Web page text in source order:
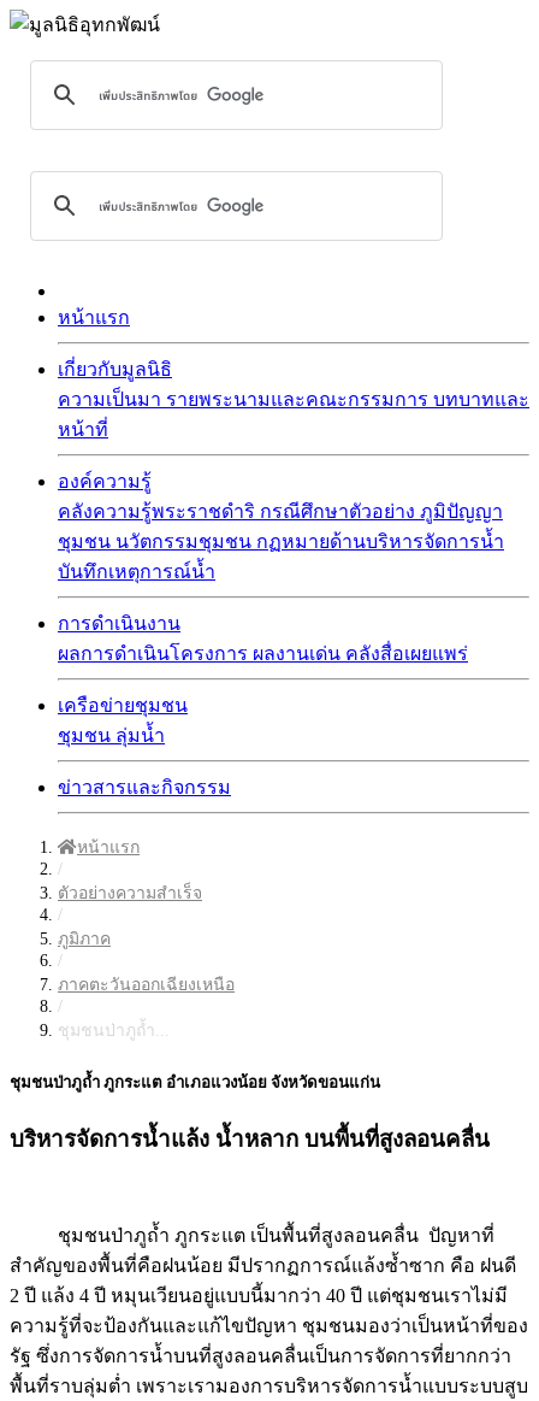
หน้าแรก
เกี่ยวกับมูลนิธิ
ความเป็นมา รายพระนามและคณะกรรมการ บทบาทและ
หน้าที่
องค์ความรู้
คลังความรู้พระราชดำริ กรณีศึกษาตัวอย่าง ภูมิปัญญา
ชุมชน นวัตกรรมชุมชน กฏหมายด้านบริหารจัดการน้ำ
บันทึกเหตุการณ์น้ำ
การดำเนินงาน
ผลการดำเนินโครงการ ผลงานเด่น คลังสื่อเผยแพร่
เครือข่ายชุมชน
ชุมชน ลุ่มน้ำ
ข่าวสารและกิจกรรม
หน้าแรก
/
ตัวอย่างความสำเร็จ
/
ภูมิภาค
/
ภาคตะวันออกเฉียงเหนือ
/
ชุมชนป่าภูถ้ำ...
ชุมชนป่าภูถ้ำ ภูกระแต อำเภอแวงน้อย จังหวัดขอนแก่น
บริหารจัดการน้ำแล้ง น้ำหลาก บนพื้นที่สูงลอนคลื่น
ชุมชนป่าภูถ้ำ ภูกระแต เป็นพื้นที่สูงลอนคลื่น ปัญหาที่
สำคัญของพื้นที่คือฝนน้อย มีปรากฏการณ์แล้งซ้ำซาก คือ ฝนดี
2 ปี แล้ง 4 ปี หมุนเวียนอยู่แบบนี้มากว่า 40 ปี แต่ชุมชนเราไม่มี
ความรู้ที่จะป้องกันและแก้ไขปัญหา ชุมชนมองว่าเป็นหน้าที่ของ
รัฐ ซึ่งการจัดการน้ำบนที่สูงลอนคลื่นเป็นการจัดการที่ยากกว่า
พื้นที่ราบลุ่มต่ำ เพราะเรามองการบริหารจัดการน้ำแบบระบบสูบ